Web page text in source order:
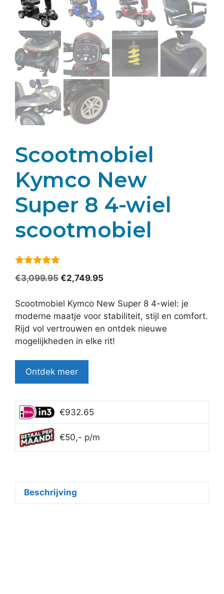
Scootmobiel
Kymco New
Super 8 4-wiel
scootmobiel
€3,099.95 Oorspronkelijke
was:
€3,099.95.
€2,749.95
is:
€2,749.95.
Scootmobiel Kymco New Super 8 4-wiel: je
moderne maatje voor stabiliteit, stijl en comfort.
Rijd vol vertrouwen en ontdek nieuwe
mogelijkheden in elke rit!
Ontdek meer
€932.65
€50,- p/m
Beschrijving